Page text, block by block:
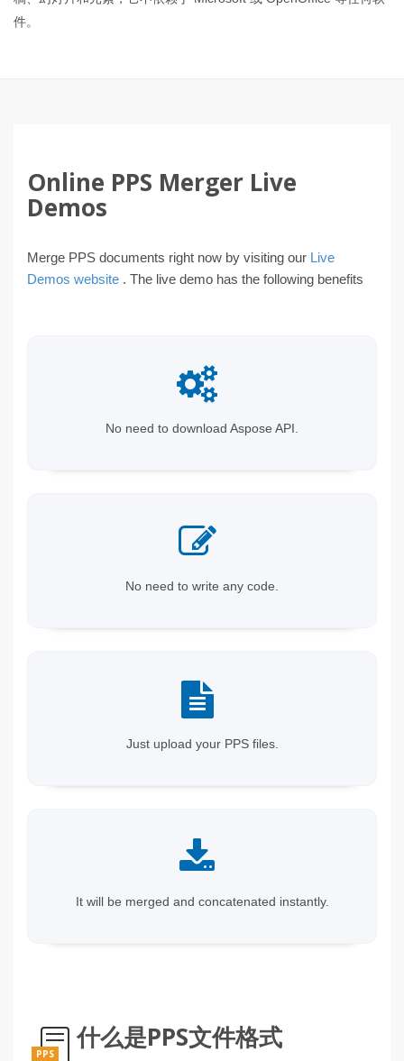
件。
Online PPS Merger Live
Demos
Merge PPS documents right now by visiting our Live
Demos website . The live demo has the following benefits
No need to download Aspose API.
No need to write any code.
Just upload your PPS files.
It will be merged and concatenated instantly.
PPS
什么是PPS文件格式